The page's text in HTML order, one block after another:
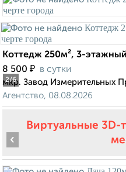
2/6
Коттедж 250м², 3-
8 500 ₽ в сутки
мкр. Завод Измерительных
Агентство, 08.08.2026
Виртуальные
‹